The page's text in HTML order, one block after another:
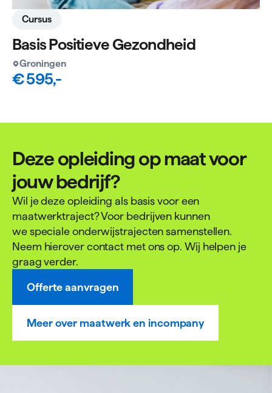
Basis Positieve Gezondheid
Cursus
Groningen
€ 595,-
Deze opleiding op maat voor
jouw bedrijf?
Wil je deze opleiding als basis voor een
maatwerktraject? Voor bedrijven kunnen
we speciale onderwijstrajecten samenstellen.
Neem hierover contact met ons op. Wij helpen je
graag verder.
Offerte aanvragen
Meer over maatwerk en incompany